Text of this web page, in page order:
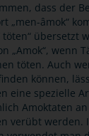
dass der
„men-âmok“
übersetzt
„Amok“, wenn
töten. Auch
können,
eine spezielle
Amoktaten
verübt werden.